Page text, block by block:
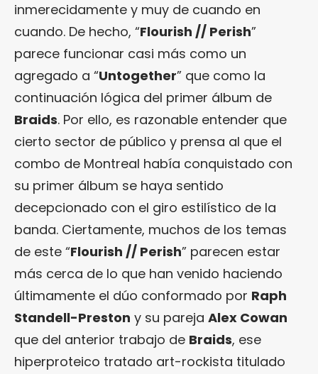
inmerecidamente y muy de cuando en
cuando. De hecho, “Flourish // Perish”
parece funcionar casi más como un
agregado a “Untogether” que como la
continuación lógica del primer álbum de
Braids. Por ello, es razonable entender que
cierto sector de público y prensa al que el
combo de Montreal había conquistado con
su primer álbum se haya sentido
decepcionado con el giro estilístico de la
banda. Ciertamente, muchos de los temas
de este “Flourish // Perish” parecen estar
más cerca de lo que han venido haciendo
últimamente el dúo conformado por Raph
Standell-Preston y su pareja Alex Cowan
que del anterior trabajo de Braids, ese
hiperproteico tratado art-rockista titulado